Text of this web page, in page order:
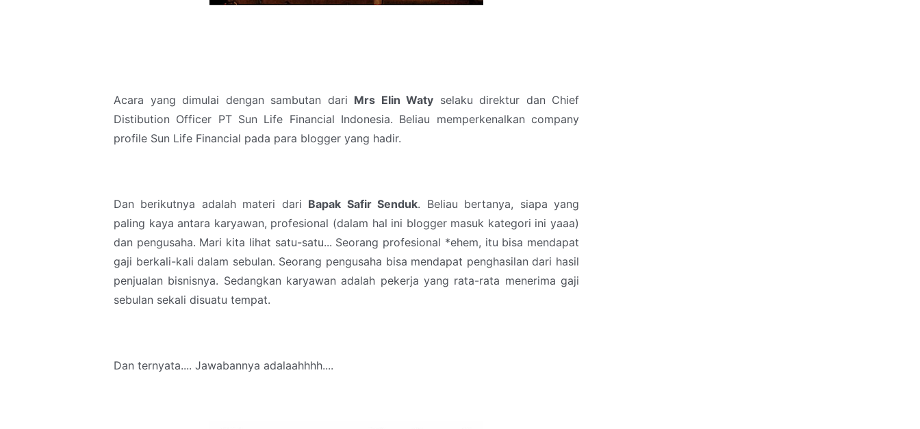
Acara yang dimulai dengan sambutan dari Mrs Elin Waty selaku direktur dan Chief
Distibution Officer PT Sun Life Financial Indonesia. Beliau memperkenalkan company
profile Sun Life Financial pada para blogger yang hadir.
Dan berikutnya adalah materi dari Bapak Safir Senduk. Beliau bertanya, siapa yang
paling kaya antara karyawan, profesional (dalam hal ini blogger masuk kategori ini yaaa)
dan pengusaha. Mari kita lihat satu-satu... Seorang profesional *ehem, itu bisa mendapat
gaji berkali-kali dalam sebulan. Seorang pengusaha bisa mendapat penghasilan dari hasil
penjualan bisnisnya. Sedangkan karyawan adalah pekerja yang rata-rata menerima gaji
sebulan sekali disuatu tempat.
Dan ternyata.... Jawabannya adalaahhhh....